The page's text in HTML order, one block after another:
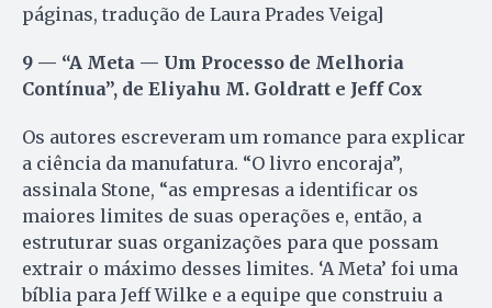
páginas, tradução de Laura Prades Veiga]
9 — “A Meta — Um Processo de Melhoria
Contínua”, de Eliyahu M. Goldratt e Jeff Cox
Os autores escreveram um romance para explicar
a ciência da manufatura. “O livro encoraja”,
assinala Stone, “as empresas a identificar os
maiores limites de suas operações e, então, a
estruturar suas organizações para que possam
extrair o máximo desses limites. ‘A Meta’ foi uma
bíblia para Jeff Wilke e a equipe que construiu a